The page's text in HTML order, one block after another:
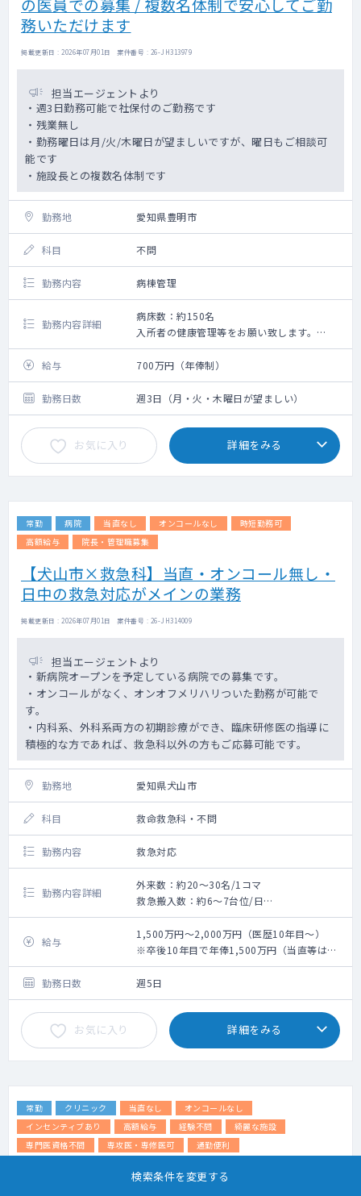
の医員での募集 / 複数名体制で安心してご勤
務いただけます
掲載更新日 : 2026年07月01日 案件番号 : 26-JH313979
担当エージェントより
・週3日勤務可能で社保付のご勤務です
・残業無し
・勤務曜日は月/火/木曜日が望ましいですが、曜日もご相談可
能です
・施設長との複数名体制です
勤務地 愛知県豊明市
科目 不問
勤務内容 病棟管理
勤務内容詳細
病床数：約150名
入所者の健康管理等をお願い致します。
当直・オンコールはございません。
給与
700万円（年俸制）
勤務日数 週3日（月・火・木曜日が望ましい）
お気に入り 詳細をみる
常勤 病院 当直なし オンコールなし
時短勤務可
高額給与
院長・管理職募集
【犬山市×救急科】当直・オンコール無し・
日中の救急対応がメインの業務
掲載更新日 : 2026年07月01日 案件番号 : 26-JH314009
担当エージェントより
・新病院オープンを予定している病院での募集です。
・オンコールがなく、オンオフメリハリついた勤務が可能で
す。
・内科系、外科系両方の初期診療ができ、臨床研修医の指導に
積極的な方であれば、救急科以外の方もご応募可能です。
勤務地 愛知県犬山市
科目 救命救急科・不問
勤務内容 救急対応
勤務内容詳細
外来数：約20～30名/1コマ
救急搬入数：約6～7台位/日
日中の救急車およびウォークイン対応
・救急車：日中平均6～7台/日
※午前は外来があるため基本的に
は救急車対応のみ
・実績：救急車受け入れ台数 2,400台/年
給与
1,500万円～2,000万円（医歴10年目～）
※卒後10年目で年俸1,500万円（当直等は別
途支給）が目安ですが、
役職や得意分野によっては1,600万円～
2,000万円の待遇も検討します。
勤務日数 週5日
お気に入り 詳細をみる
常勤 クリニック 当直なし
オンコールなし
インセンティブあり
高額給与 経験不問
綺麗な施設
専門医資格不問
専攻医・専修医可 通勤便利
【名古屋市×不妊治療】未経験医師歓迎！ス
検索条件を変更する